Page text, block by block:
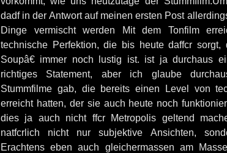
dadf in der Antwort auf meinen ersten Post
Dinge vermischt werden Mit dem Tonfilm
technische Perfektion, die bis heute daffcr
Soupâ€ immer noch lustig ist. ist ja durchaus
richtiges Statement, aber ich glaube
Stummfilme gab, die bereits einen Level von
erreicht hatten, der sie auch heute noch
dies ja auch nicht ffcr Metropolis geltend
natfcrlich nicht nur subjektive Ansichten,
Erachtens eben auch gleichermassen am